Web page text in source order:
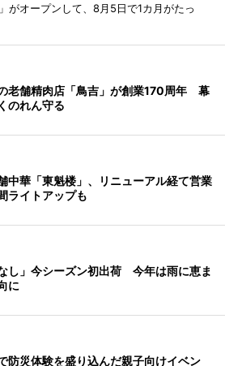
がオープンして、8月5日で1カ月がたっ
老舗精肉店「鳥吉」が創業170周年 幕
のれん守る
中華「東魁楼」、リニューアル経て営業
イトアップも
なし」今シーズン初出荷 今年は雨に恵ま
に
防災体験を盛り込んだ親子向けイベン